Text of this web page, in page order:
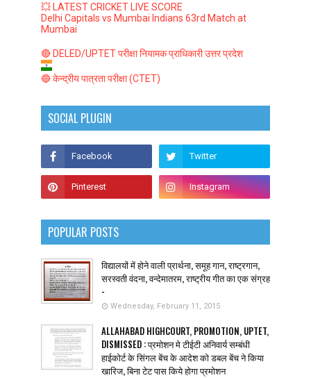
💥 LATEST CRICKET LIVE SCORE
Delhi Capitals vs Mumbai Indians 63rd Match at
Mumbai
🔴 DELED/UPTET परीक्षा नियामक प्राधिकारी उत्तर प्रदेश
🔵 केन्द्रीय पात्रता परीक्षा (CTET)
SOCIAL PLUGIN
POPULAR POSTS
विद्यालयों में होने वाली प्रार्थना, समूह गान, राष्ट्रगान,
सरस्वती वंदना, वन्देमातरम, राष्ट्रीय गीत का एक संग्रह
-
Wednesday, February 11, 2015
ALLAHABAD HIGHCOURT, PROMOTION, UPTET,
DISMISSED : प्रमोशन मे टीईटी अनिवार्य सम्बंधी
हाईकोर्ट के सिंगल बेंच के आदेश को डबल बेंच ने किया
खारिज, बिना टेट पास किये होगा प्रमोशन